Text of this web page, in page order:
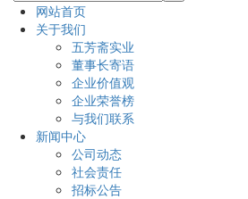
网站首页
关于我们
五芳斋实业
董事长寄语
企业价值观
企业荣誉榜
与我们联系
新闻中心
公司动态
社会责任
招标公告